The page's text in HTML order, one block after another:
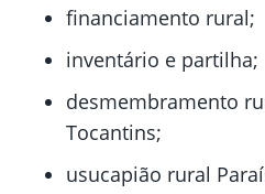
financiamento rural;
inventário e partilha;
desmembramento
Tocantins;
usucapião rural